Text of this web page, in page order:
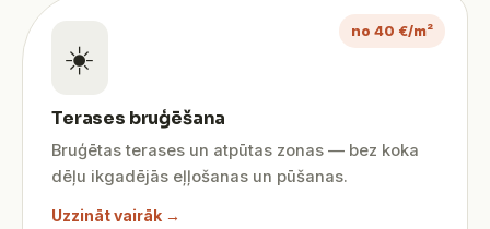
no 40 €/m²
☀️
Terases bruģēšana
Bruģētas terases un atpūtas zonas — bez koka
dēļu ikgadējās eļļošanas un pūšanas.
Uzzināt vairāk →